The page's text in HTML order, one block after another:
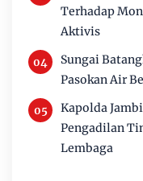
Terhadap
Aktivis
Sungai
Pasokan Air
Kapolda
Pengadilan
Lembaga